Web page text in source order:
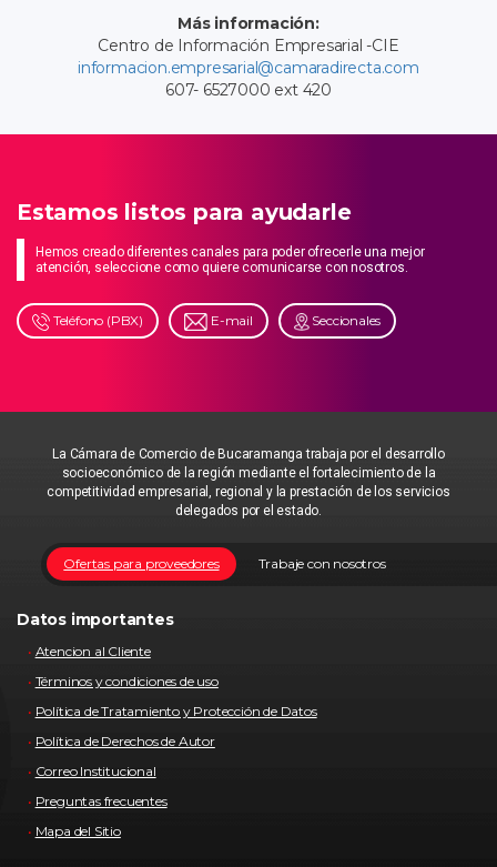
Más información:
Centro de Información Empresarial -CIE
informacion.empresarial@camaradirecta.com
607- 6527000 ext 420
Estamos listos para ayudarle
Hemos creado diferentes canales para poder ofrecerle una mejor
atención, seleccione como quiere comunicarse con nosotros.
Teléfono (PBX) E-mail Seccionales
La Cámara de Comercio de Bucaramanga trabaja por el desarrollo
socioeconómico de la región mediante el fortalecimiento de la
competitividad empresarial, regional y la prestación de los servicios
delegados por el estado.
Trabaje con nosotros
Ofertas para proveedores
Datos importantes
Atencion al Cliente
Términos y condiciones de uso
Política de Tratamiento y Protección de Datos
Política de Derechos de Autor
Correo Institucional
Preguntas frecuentes
Mapa del Sitio